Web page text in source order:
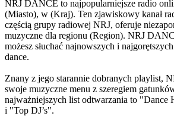
NRJ DANCE to najpopularniejsze radio
(Miasto), w (Kraj). Ten zjawiskowy kanał
częścią grupy radiowej NRJ, oferuje
muzyczne dla regionu (Region). NRJ
możesz słuchać najnowszych i
dance.
Znany z jego starannie dobranych playlist,
swoje muzyczne menu z szeregiem
najważniejszych list odtwarzania to "Dance
i "Top DJ’s".